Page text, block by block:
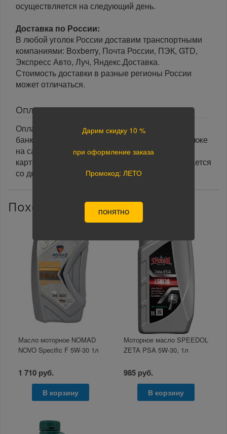
осуществляется на следующий день.
Доставка по России:
В любой уголок России доставим транспортными
компаниями: Boxberry, Почта России, ПЭК, GTD,
Экспресс Авто, Луч, Яндекс.Доставка.
Стоимость доставки в разные регионы России
может отличаться.
Оплата
Оплата заказа осуществляется наличными или
банковской картой курьеру при получении, а также
на сайте при оформлении заказа. При оплате
картой на сайте указанный срок доставки считается
со дня поступления оплаты.
Похожие товары
Масло моторное NOMAD
NOVO Specific F 5W-30 1л
1 710 руб.
В корзину
Моторное масло SPEEDOL
ZETA PSA 5W-30, 1л
985 руб.
В корзину
Дарим скидку 10 %
при оформление заказа
Промокод: ЛЕТО
ПОНЯТНО